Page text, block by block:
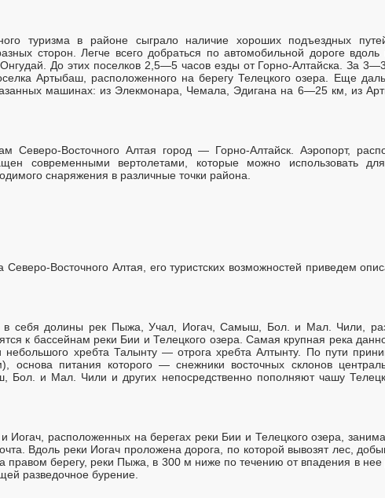
туризма в районе сыграло наличие хороших подъездных
сторон. Легче всего добраться по автомобильной дороге вдоль
До этих поселков 2,5—5 часов езды от Горно-Алтайска. За
Артыбаш, расположенного на берегу Телецкого озера. Еще
машинах: из Элекмонара, Чемала, Эдигана на 6—25 км, из
Северо-Восточного Алтая город — Горно-Алтайск. Аэропорт,
современными вертолетами, которые можно использовать
снаряжения в различные точки района.
Восточного Алтая, его туристских возможностей приведем
в себя долины рек Пыжа, Учал, Иогач, Самыш, Бол. и Мал. Чили,
к бассейнам реки Бии и Телецкого озера. Самая крупная река
хребта Талынту — отрога хребта Алтынту. По пути
питания которого — снежники восточных склонов
Бол. и Мал. Чили и других непосредственно пополняют чашу
Иогач, расположенных на берегах реки Бии и Телецкого озера,
Вдоль реки Иогач проложена дорога, по которой вывозят лес,
правом берегу, реки Пыжа, в 300 м ниже по течению от впадения в нее
разведочное бурение.